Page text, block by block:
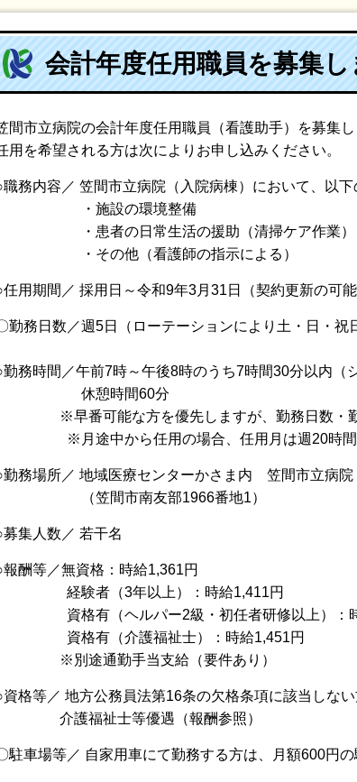
会計年度任用職員を募集し
間市立病院の会計年度任用職員（看護助手）を募集し
用を希望される方は次によりお申し込みください。
職務内容／ 笠間市立病院（入院病棟）において、以下
・施設の環境整備
・患者の日常生活の援助（清掃ケア作業）
・その他（看護師の指示による）
任用期間／ 採用日～令和9年3月31日（契約更新の可能
勤務日数／週5日（ローテーションにより土・日・祝
勤務時間／午前7時～午後8時のうち7時間30分以内（
休憩時間60分
※早番可能な方を優先しますが、勤務日数・勤務
※月途中から任用の場合、任用月は週20時間未
勤務場所／ 地域医療センターかさま内 笠間市立病院
（笠間市南友部1966番地1）
募集人数／ 若干名
報酬等／無資格：時給1,361円
経験者（3年以上）：時給1,411円
資格有（ヘルパー2級・初任者研修以上）：時
資格有（介護福祉士）：時給1,451円
※別途通勤手当支給（要件あり）
資格等／ 地方公務員法第16条の欠格条項に該当しな
介護福祉士等優遇（報酬参照）
駐車場等／ 自家用車にて勤務する方は、月額600円の